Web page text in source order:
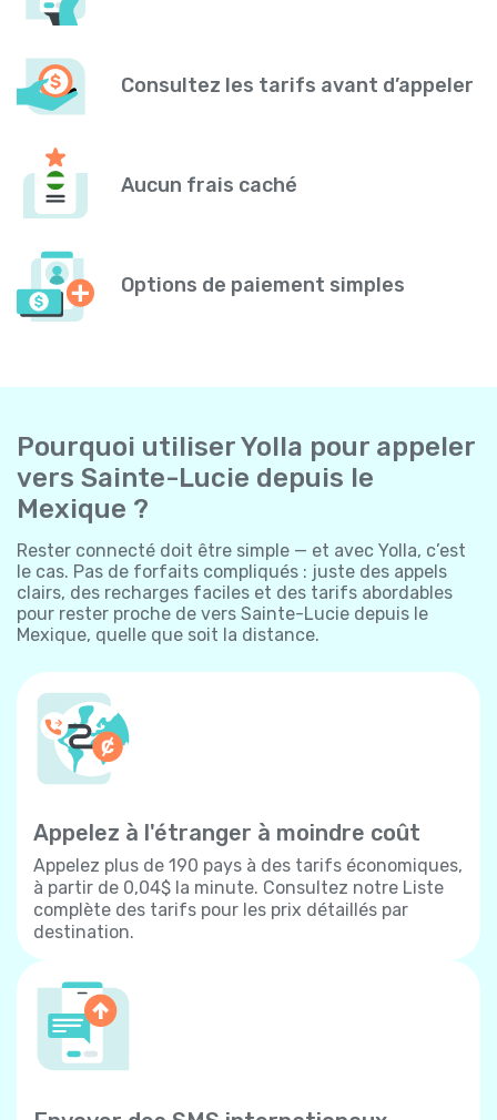
Consultez les tarifs avant d’appeler
Aucun frais caché
Options de paiement simples
Pourquoi utiliser Yolla pour appeler
vers Sainte-Lucie depuis le
Mexique ?
Rester connecté doit être simple — et avec Yolla, c’est
le cas. Pas de forfaits compliqués : juste des appels
clairs, des recharges faciles et des tarifs abordables
pour rester proche de vers Sainte-Lucie depuis le
Mexique, quelle que soit la distance.
Appelez à l'étranger à moindre coût
Appelez plus de 190 pays à des tarifs économiques,
à partir de 0,04$ la minute. Consultez notre Liste
complète des tarifs pour les prix détaillés par
destination.